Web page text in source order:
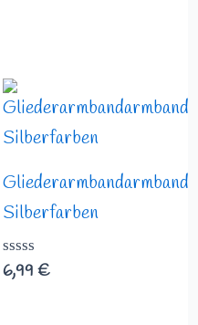
Gliederarmbandarmband
Silberfarben
Bewertet
mit
6,99 €